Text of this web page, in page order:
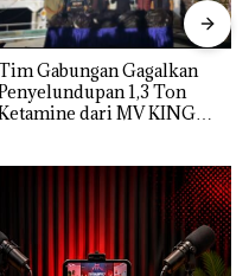
Gabungan Gagalkan
1,3 Ton
dari MV KING